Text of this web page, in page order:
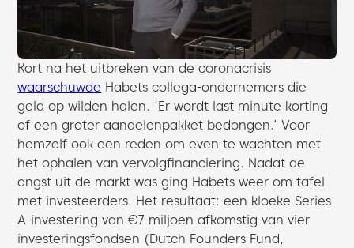
Kort na het uitbreken van de coronacrisis
waarschuwde Habets collega-ondernemers die
geld op wilden halen. ‘Er wordt last minute korting
of een groter aandelenpakket bedongen.’ Voor
hemzelf ook een reden om even te wachten met
het ophalen van vervolgfinanciering. Nadat de
angst uit de markt was ging Habets weer om tafel
met investeerders. Het resultaat: een kloeke Series
A-investering van €7 miljoen afkomstig van vier
investeringsfondsen (Dutch Founders Fund,